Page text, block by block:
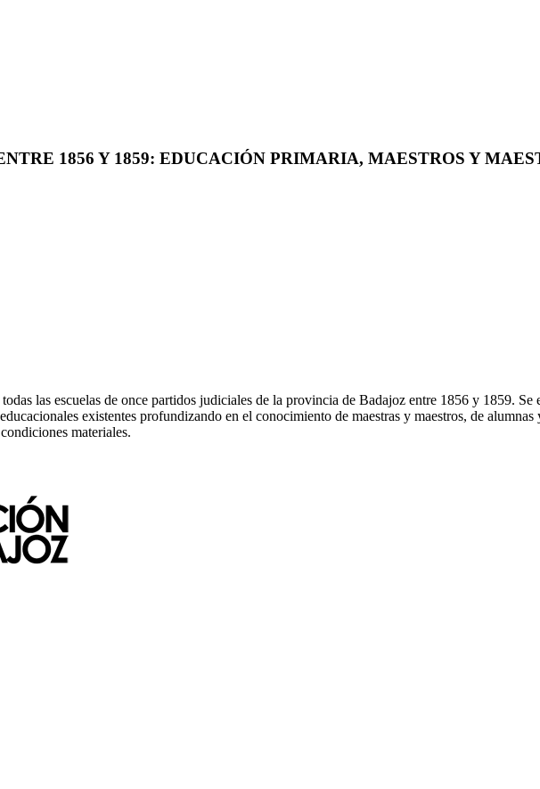
1856 Y 1859: EDUCACIÓN PRIMARIA, MAESTROS Y
las escuelas de once partidos judiciales de la provincia de Badajoz entre 1856 y 1859.
existentes profundizando en el conocimiento de maestras y maestros, de
materiales.